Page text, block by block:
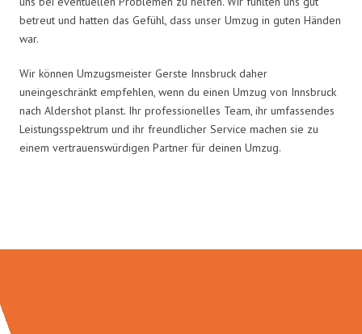
betreut und hatten das Gefühl, dass unser Umzug in guten Händen
war.
Wir können Umzugsmeister Gerste Innsbruck daher
uneingeschränkt empfehlen, wenn du einen Umzug von Innsbruck
nach Aldershot planst. Ihr professionelles Team, ihr umfassendes
Leistungsspektrum und ihr freundlicher Service machen sie zu
einem vertrauenswürdigen Partner für deinen Umzug.